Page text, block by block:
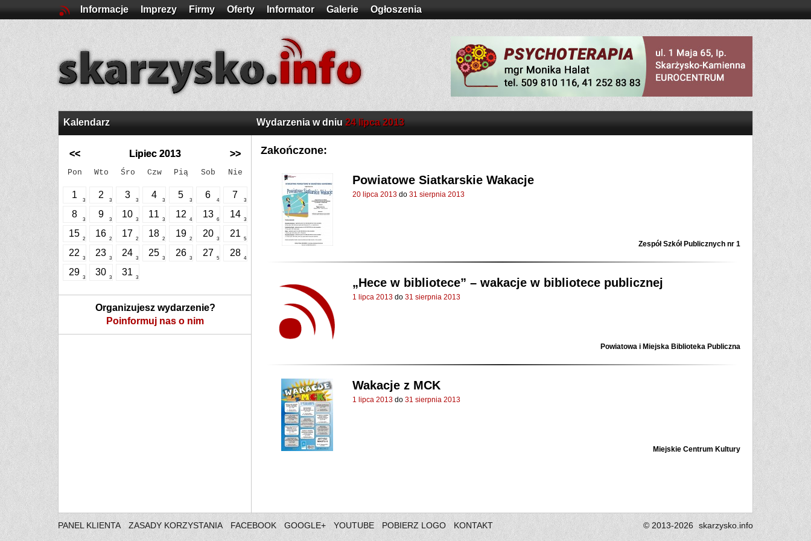
Informacje Imprezy Firmy Oferty Informator Galerie Ogłoszenia
Kalendarz
<< Lipiec 2013 >>
Pon Wto Śro Czw Pią Sob Nie
1
3
2
3
3
3
4
3
5
3
6
4
7
3
8
3
9
3
10
3
11
3
12
4
13
6
14
3
15
2
16
2
17
2
18
2
19
2
20
3
21
5
22
3
23
3
24
3
25
3
26
3
27
5
28
4
29
3
30
3
31
3
Organizujesz wydarzenie?
Poinformuj nas o nim
Wydarzenia w dniu 24 lipca 2013
Zakończone:
Powiatowe Siatkarskie Wakacje
20 lipca 2013 do 31 sierpnia 2013
Zespół Szkół Publicznych nr 1
„Hece w bibliotece” – wakacje w bibliotece publicznej
1 lipca 2013 do 31 sierpnia 2013
Powiatowa i Miejska Biblioteka Publiczna
Wakacje z MCK
1 lipca 2013 do 31 sierpnia 2013
Miejskie Centrum Kultury
PANEL KLIENTA ZASADY KORZYSTANIA FACEBOOK GOOGLE+ YOUTUBE POBIERZ LOGO KONTAKT © 2013-2026 skarzysko.info